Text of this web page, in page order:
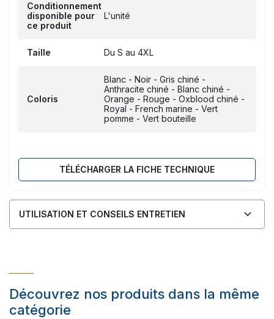
Conditionnement
disponible pour
ce produit
L'unité
Taille Du S au 4XL
Coloris
Blanc - Noir - Gris chiné -
Anthracite chiné - Blanc chiné -
Orange - Rouge - Oxblood chiné -
Royal - French marine - Vert
pomme - Vert bouteille
TÉLÉCHARGER LA FICHE TECHNIQUE
UTILISATION ET CONSEILS ENTRETIEN
Découvrez nos produits dans la même
catégorie